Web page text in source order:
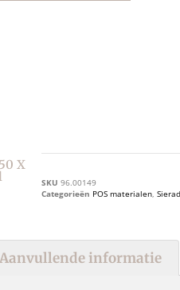
X
SKU 96.00149
Categorieën POS materialen,
Aanvullende informatie